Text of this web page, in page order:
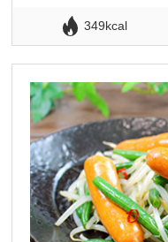
349kcal